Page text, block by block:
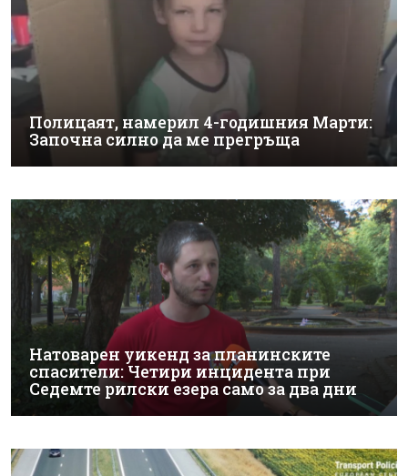
Полицаят, намерил 4-годишния Марти:
Започна силно да ме прегръща
Натоварен уикенд за планинските
спасители: Четири инцидента при
Седемте рилски езера само за два дни